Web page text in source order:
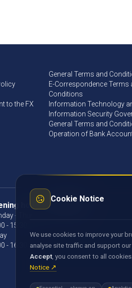
Cookie Notice
We use cookies to improve your
analyse site traffic and support
Accept , you consent to all cookies.
Notice ↗
to the FX
General Terms and
E-Correspondence Terms
Conditions
Information Technology
Information Security
General Terms and
Operation of Bank
hours
- Thursday
- 15:30
- 16:30